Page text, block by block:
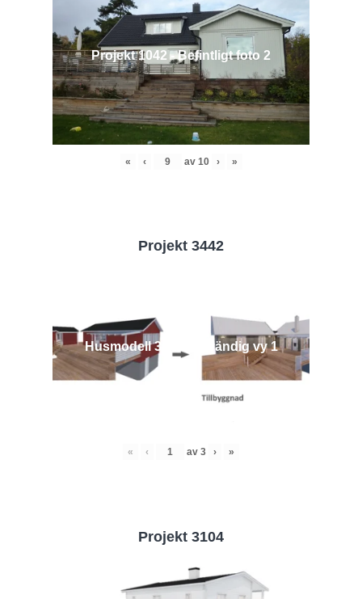
Projekt 1042 - Befintligt foto 2
« ‹ av 10 › »
Projekt 3442
Husmodell 3442 - Utvändig vy 1
« ‹ av 3 › »
Projekt 3104